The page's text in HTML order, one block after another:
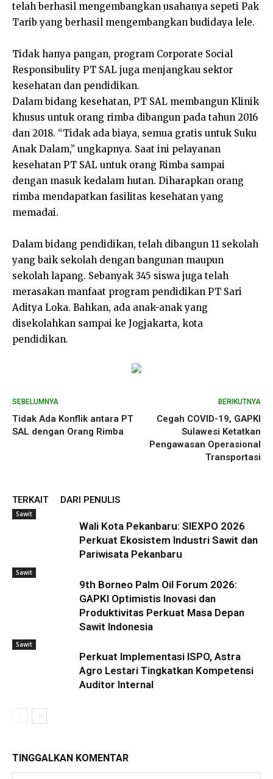
telah berhasil mengembangkan usahanya sepeti Pak
Tarib yang berhasil mengembangkan budidaya lele.
Tidak hanya pangan, program Corporate Social
Responsibulity PT SAL juga menjangkau sektor
kesehatan dan pendidikan.
Dalam bidang kesehatan, PT SAL membangun Klinik
khusus untuk orang rimba dibangun pada tahun 2016
dan 2018. “Tidak ada biaya, semua gratis untuk Suku
Anak Dalam,” ungkapnya. Saat ini pelayanan
kesehatan PT SAL untuk orang Rimba sampai
dengan masuk kedalam hutan. Diharapkan orang
rimba mendapatkan fasilitas kesehatan yang
memadai.
Dalam bidang pendidikan, telah dibangun 11 sekolah
yang baik sekolah dengan bangunan maupun
sekolah lapang. Sebanyak 345 siswa juga telah
merasakan manfaat program pendidikan PT Sari
Aditya Loka. Bahkan, ada anak-anak yang
disekolahkan sampai ke Jogjakarta, kota
pendidikan.
SEBELUMNYA
Tidak Ada Konflik antara PT
SAL dengan Orang Rimba
BERIKUTNYA
Cegah COVID-19, GAPKI
Sulawesi Ketatkan
Pengawasan Operasional
Transportasi
TERKAIT DARI PENULIS
Sawit
Wali Kota Pekanbaru: SIEXPO 2026
Perkuat Ekosistem Industri Sawit dan
Pariwisata Pekanbaru
Sawit
9th Borneo Palm Oil Forum 2026:
GAPKI Optimistis Inovasi dan
Produktivitas Perkuat Masa Depan
Sawit Indonesia
Sawit
Perkuat Implementasi ISPO, Astra
Agro Lestari Tingkatkan Kompetensi
Auditor Internal
TINGGALKAN KOMENTAR